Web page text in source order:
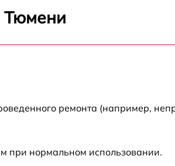
Тюмени
ремонта (например,
при нормальном использовании.